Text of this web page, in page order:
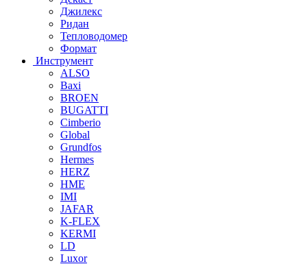
Джилекс
Ридан
Тепловодомер
Формат
Инструмент
ALSO
Baxi
BROEN
BUGATTI
Cimberio
Global
Grundfos
Hermes
HERZ
HME
IMI
JAFAR
K-FLEX
KERMI
LD
Luxor